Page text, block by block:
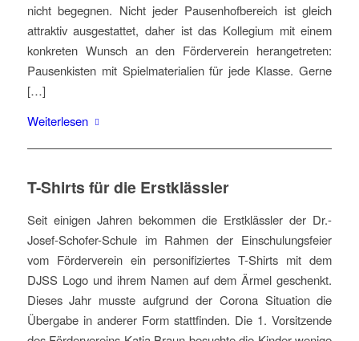
nicht begegnen. Nicht jeder Pausenhofbereich ist gleich
attraktiv ausgestattet, daher ist das Kollegium mit einem
konkreten Wunsch an den Förderverein herangetreten:
Pausenkisten mit Spielmaterialien für jede Klasse. Gerne
[…]
Weiterlesen
T-Shirts für die Erstklässler
Seit einigen Jahren bekommen die Erstklässler der Dr.-
Josef-Schofer-Schule im Rahmen der Einschulungsfeier
vom Förderverein ein personifiziertes T-Shirts mit dem
DJSS Logo und ihrem Namen auf dem Ärmel geschenkt.
Dieses Jahr musste aufgrund der Corona Situation die
Übergabe in anderer Form stattfinden. Die 1. Vorsitzende